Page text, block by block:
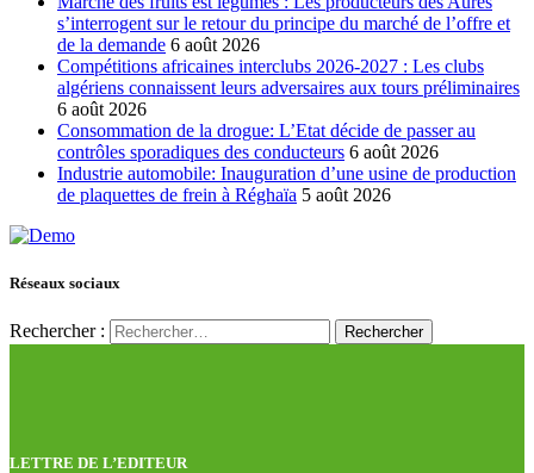
s’interrogent sur le retour du principe du marché de l’offre et
de la demande 6 août 2026
Compétitions africaines interclubs 2026-2027 : Les clubs
algériens connaissent leurs adversaires aux tours préliminaires
6 août 2026
Consommation de la drogue: L’Etat décide de passer au
contrôles sporadiques des conducteurs 6 août 2026
Industrie automobile: Inauguration d’une usine de production
de plaquettes de frein à Réghaïa 5 août 2026
Réseaux sociaux
Rechercher :
LETTRE DE L’EDITEUR